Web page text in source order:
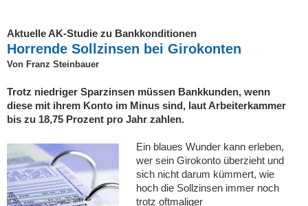
Aktuelle AK-Studie zu Bankkonditionen
Horrende Sollzinsen bei Girokonten
Von Franz Steinbauer
Trotz niedriger Sparzinsen müssen Bankkunden, wenn
diese mit ihrem Konto im Minus sind, laut Arbeiterkammer
bis zu 18,75 Prozent pro Jahr zahlen.
Ein blaues Wunder kann erleben,
wer sein Girokonto überzieht und
sich nicht darum kümmert, wie
hoch die Sollzinsen immer noch
trotz oftmaliger